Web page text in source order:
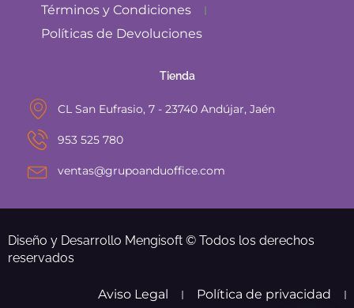
Términos y Condiciones
Políticas de Devoluciones
Tienda
CL San Eufrasio, 7 - 23740 Andújar, Jaén
953 525 780
ventas@grupoanduoffice.com
Diseño y Desarrollo Mengisoft © Todos los derechos
reservados
Aviso Legal Política de privacidad